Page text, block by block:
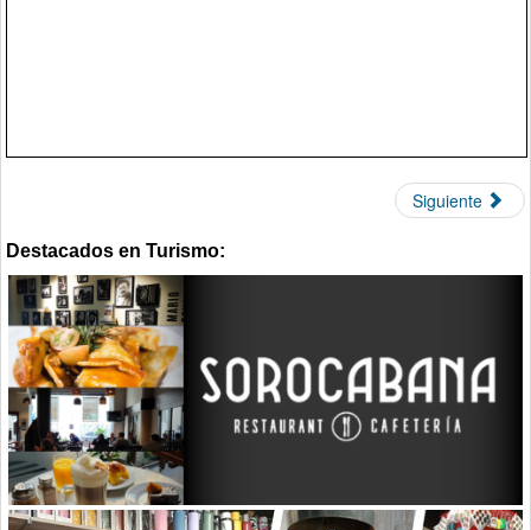
Siguiente
Destacados en Turismo: